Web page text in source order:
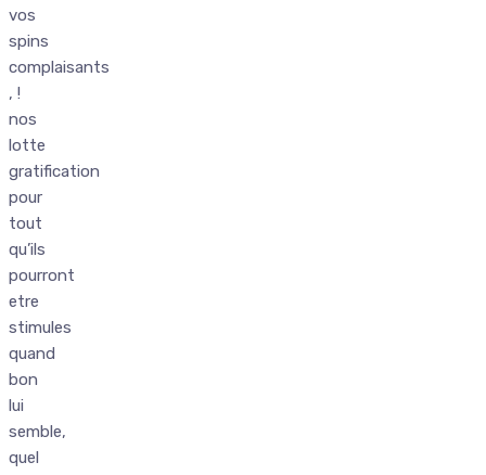
vos
spins
complaisants
, !
nos
lotte
gratification
pour
tout
qu’ils
pourront
etre
stimules
quand
bon
lui
semble,
quel